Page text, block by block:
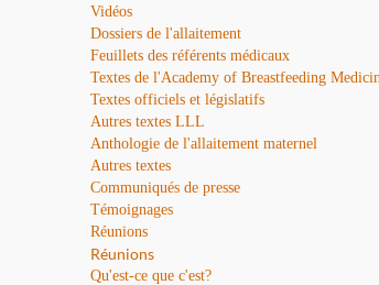
Vidéos
Dossiers de l'allaitement
Feuillets des référents médicaux
Textes de l'Academy of Breastfeeding
Textes officiels et législatifs
Autres textes LLL
Anthologie de l'allaitement maternel
Autres textes
Communiqués de presse
Témoignages
Réunions
Réunions
Qu'est-ce que c'est?